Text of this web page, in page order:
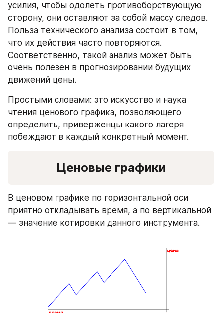
усилия, чтобы одолеть противоборствующую
сторону, они оставляют за собой массу следов.
Польза технического анализа состоит в том,
что их действия часто повторяются.
Соответственно, такой анализ может быть
очень полезен в прогнозировании будущих
движений цены.
Простыми словами: это искусство и наука
чтения ценового графика, позволяющего
определить, приверженцы какого лагеря
побеждают в каждый конкретный момент.
Ценовые графики
В ценовом графике по горизонтальной оси
приятно откладывать время, а по вертикальной
— значение котировки данного инструмента.